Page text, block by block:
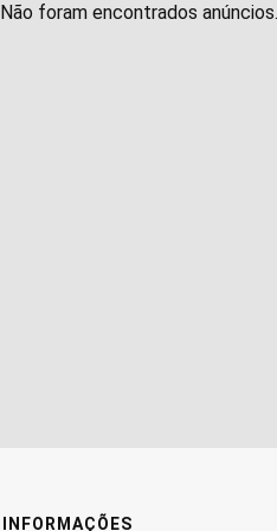
Não foram encontrados
INFORMAÇÕES